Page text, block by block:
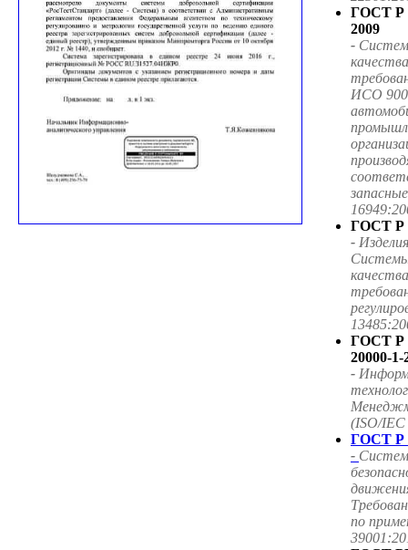
ГОСТ Р
2009
-
ИСО
ГОСТ Р
-
ГОСТ
20000-1-
-
(ISO/IEC
ГОСТ Р
-
по